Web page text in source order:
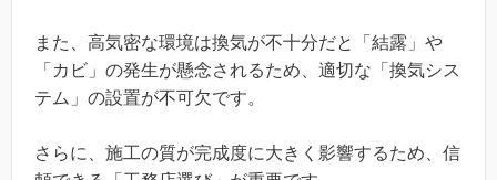
また、高気密な環境は換気が不十分だと「結露」や
「カビ」の発生が懸念されるため、適切な「換気シス
テム」の設置が不可欠です。
さらに、施工の質が完成度に大きく影響するため、信